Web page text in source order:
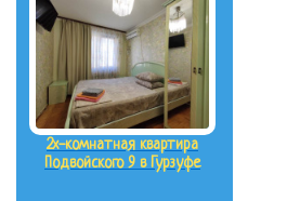
2х-комнатная квартира
Подвойского 9 в Гурзуфе